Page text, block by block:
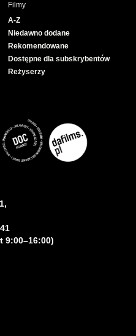
e
Filmy
A-Z
Niedawno dodane
Rekomendowane
Dostępne dla subskrybentów
Reżyserzy
9:00–16:00)